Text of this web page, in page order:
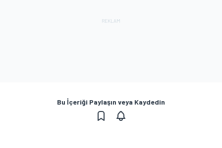
Bu İçeriği Paylaşın veya Kaydedin